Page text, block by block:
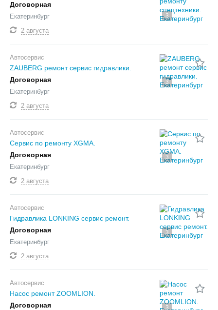
3
Договорная
Екатеринбург
2 августа
3
Автосервис
ZAUBERG ремонт сервис гидравлики.
Договорная
Екатеринбург
2 августа
3
Автосервис
Сервис по ремонту XGMA.
Договорная
Екатеринбург
2 августа
3
Автосервис
Гидравлика LONKING сервис ремонт.
Договорная
Екатеринбург
2 августа
3
Автосервис
Насос ремонт ZOOMLION.
Договорная